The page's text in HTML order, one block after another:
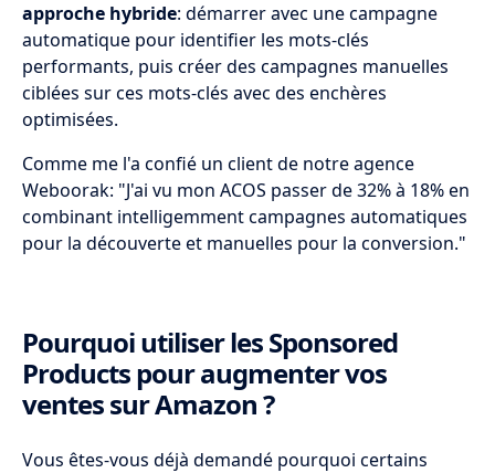
approche hybride: démarrer avec une campagne
automatique pour identifier les mots-clés
performants, puis créer des campagnes manuelles
ciblées sur ces mots-clés avec des enchères
optimisées.
Comme me l'a confié un client de notre agence
Weboorak: "J'ai vu mon ACOS passer de 32% à 18% en
combinant intelligemment campagnes automatiques
pour la découverte et manuelles pour la conversion."
Pourquoi utiliser les Sponsored
Products pour augmenter vos
ventes sur Amazon ?
Vous êtes-vous déjà demandé pourquoi certains